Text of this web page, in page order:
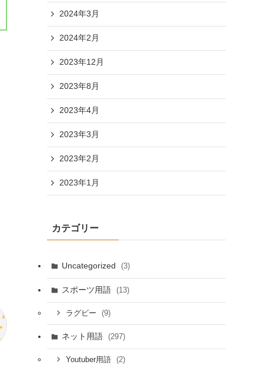
2024年3月
2024年2月
2023年12月
2023年8月
2023年4月
2023年3月
2023年2月
2023年1月
カテゴリー
Uncategorized (3)
スポーツ用語 (13)
ラグビー (9)
ネット用語 (297)
Youtuber用語 (2)